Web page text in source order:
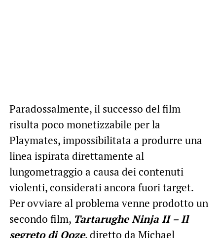
Paradossalmente, il successo del film
risulta poco monetizzabile per la
Playmates, impossibilitata a produrre una
linea ispirata direttamente al
lungometraggio a causa dei contenuti
violenti, considerati ancora fuori target.
Per ovviare al problema venne prodotto un
secondo film, Tartarughe Ninja II – Il
segreto di Ooze, diretto da Michael